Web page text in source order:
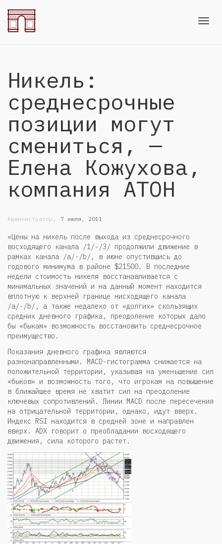
Никель:
среднесрочные
позиции могут
смениться, —
Елена Кожухова,
компания АТОН
Администратор , 7 июля, 2011
«Цены на никель после выхода из среднесрочного
восходящего канала /1/-/3/ продолжили движение в
рамках канала /a/-/b/, в июне опустившись до
годового минимума в районе $21500. В последние
недели стоимость никеля восстанавливается с
минимальных значений и на данный момент находится
вплотную к верхней границе нисходящего канала
/a/-/b/, а также недалеко от «долгих» скользящих
средних дневного графика, преодоление которых дало
бы «быкам» возможность восстановить среднесрочное
преимущество.
Показания дневного графика являются
разнонаправленными. MACD-гистограмма снижается на
положительной территории, указывая на уменьшение сил
«быков» и возможность того, что игрокам на повышение
в ближайшее время не хватит сил на преодоление
ключевых сопротивлений. Линии MACD после пересечения
на отрицательной территории, однако, идут вверх.
Индекс RSI находится в средней зоне и направлен
вверх. ADX говорит о преобладании восходящего
движения, сила которого растет.